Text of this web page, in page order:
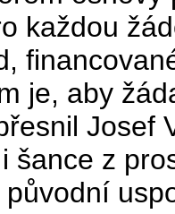
každou
je, aby
Josef
šance z